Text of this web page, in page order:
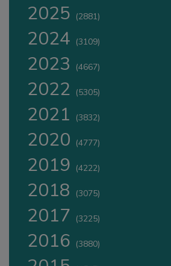
2025 (2881)
2024 (3109)
2023 (4667)
2022 (5305)
2021 (3832)
2020 (4777)
2019 (4222)
2018 (3075)
2017 (3225)
2016 (3880)